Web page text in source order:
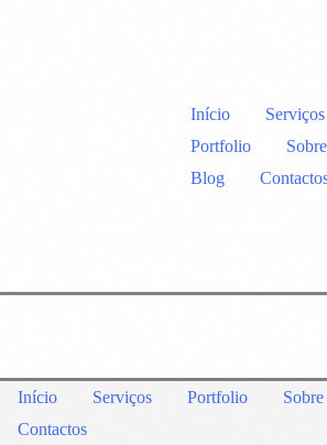
Início
Serviços
Portfolio
Sobre
Blog
Início Serviços Portfolio Sobre
Contactos